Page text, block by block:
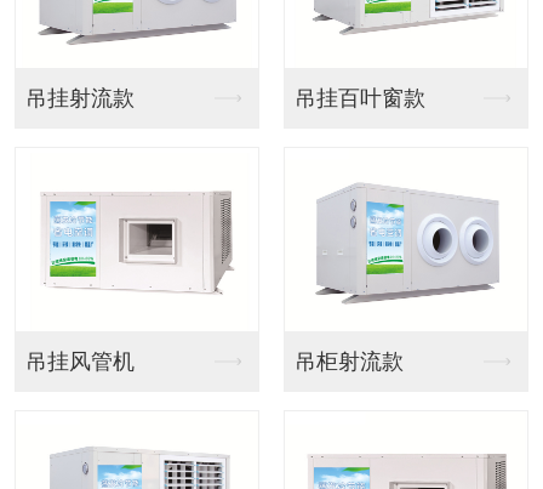
摆叶风口 分体调变频器
水泵、排水 液晶开关接线